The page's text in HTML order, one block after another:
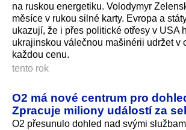
na ruskou energetiku. Volodymyr
měsíce v rukou silné karty. Evropa a
ukazují, že i přes politické otřesy v USA
ukrajinskou válečnou mašinérii udržet v
každou cenu.
tento rok
O2 má nové centrum pro
Zpracuje miliony událostí za
O2 přesunulo dohled nad svými